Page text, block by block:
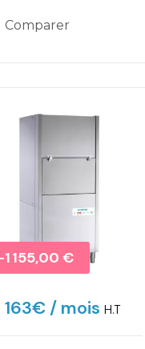
Comparer
!
155,00 €
163€/ mois H.T